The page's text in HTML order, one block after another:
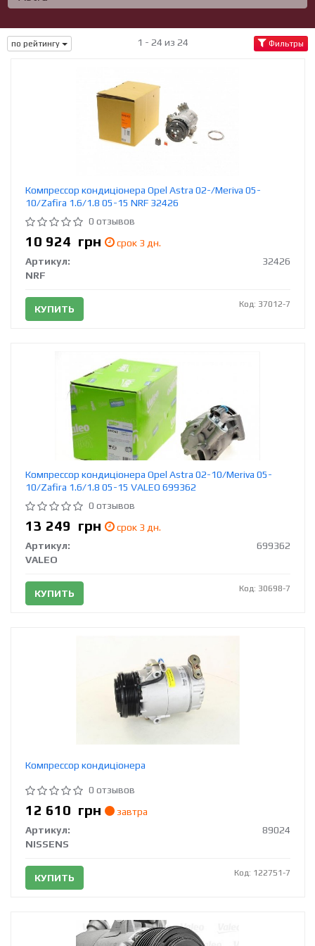
по рейтингу 1 - 24 из 24 Фильтры
Компрессор кондиціонера Opel Astra 02-/Meriva 05-
10/Zafira 1.6/1.8 05-15 NRF 32426
0 отзывов
10 924 грн
срок 3 дн.
Артикул:
32426
NRF
КУПИТЬ Код: 37012-7
Компрессор кондиціонера Opel Astra 02-10/Meriva 05-
10/Zafira 1.6/1.8 05-15 VALEO 699362
0 отзывов
13 249 грн
срок 3 дн.
Артикул:
699362
VALEO
КУПИТЬ Код: 30698-7
Компрессор кондиціонера
0 отзывов
12 610 грн
завтра
Артикул:
89024
NISSENS
КУПИТЬ Код: 122751-7